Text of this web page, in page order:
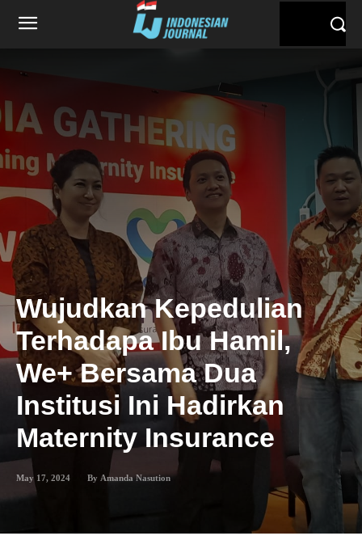
Wujudkan Kepedulian
Terhadapa Ibu Hamil,
We+ Bersama Dua
Institusi Ini Hadirkan
Maternity Insurance
May 17, 2024 By Amanda Nasution